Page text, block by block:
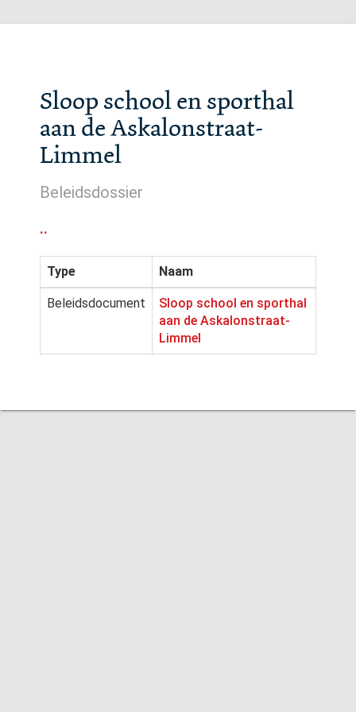
Sloop school en sporthal
aan de Askalonstraat-
Limmel
Beleidsdossier
..
Type Naam
Beleidsdocument
Sloop school en sporthal
aan de Askalonstraat-
Limmel